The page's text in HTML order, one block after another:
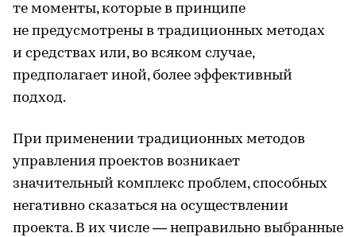
те моменты, которые в принципе
не предусмотрены в традиционных методах
и средствах или, во всяком случае,
предполагает иной, более эффективный
подход.
При применении традиционных методов
управления проектов возникает
значительный комплекс проблем, способных
негативно сказаться на осуществлении
проекта. В их числе — неправильно выбранные